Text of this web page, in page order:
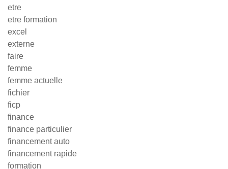
etre
etre formation
excel
externe
faire
femme
femme actuelle
fichier
ficp
finance
finance particulier
financement auto
financement rapide
formation